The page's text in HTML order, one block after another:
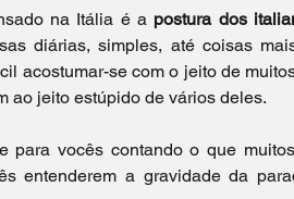
na Itália é a postura dos
diárias, simples, até coisas
acostumar-se com o jeito de
ao jeito estúpido de vários deles.
para vocês contando o que
entenderem a gravidade da